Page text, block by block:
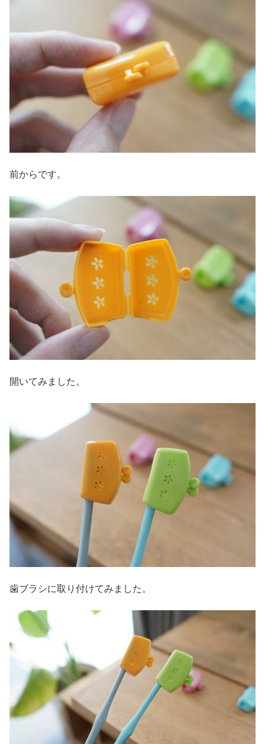
前からです。
開いてみました。
歯ブラシに取り付けてみました。